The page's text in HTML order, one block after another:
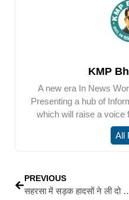
KMP
A new era In News
Presenting a hub of
which will raise a voice
All
PREVIOUS
सहरसा में सड़क हादसों ने ली दो